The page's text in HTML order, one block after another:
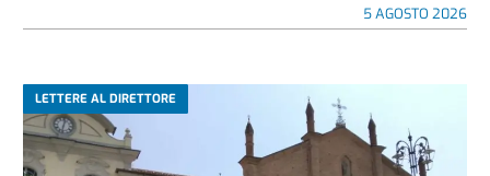
5 AGOSTO 2026
LETTERE AL DIRETTORE